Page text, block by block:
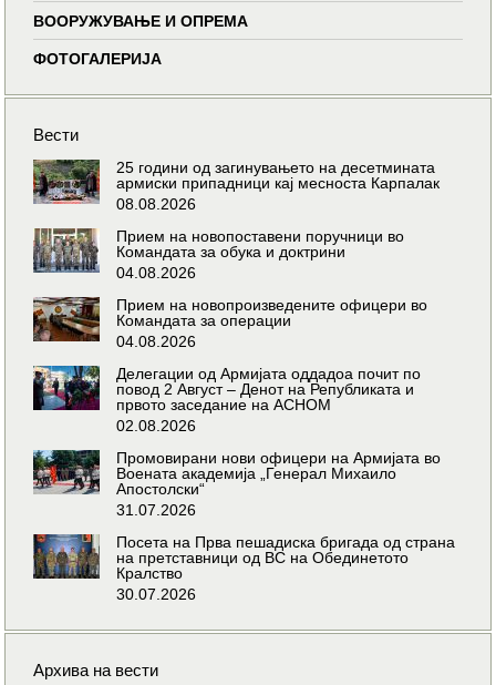
ВООРУЖУВАЊЕ И ОПРЕМА
ФОТОГАЛЕРИЈА
Вести
25 години од загинувањето на десетмината
армиски припадници кај месноста Карпалак
08.08.2026
Прием на новопоставени поручници во
Командата за обука и доктрини
04.08.2026
Прием на новопроизведените офицери во
Командата за операции
04.08.2026
Делегации од Армијата оддадоа почит по
повод 2 Август – Денот на Републиката и
првото заседание на АСНОМ
02.08.2026
Промовирани нови офицери на Армијата во
Воената академија „Генерал Михаило
Апостолски“
31.07.2026
Посета на Прва пешадиска бригада од страна
на претставници од ВС на Обединетото
Кралство
30.07.2026
Архива на вести